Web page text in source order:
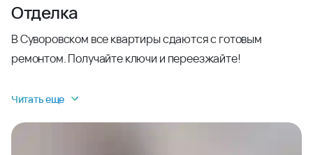
Отделка
В Суворовском все квартиры сдаются с готовым
ремонтом. Получайте ключи и переезжайте!
Читать еще